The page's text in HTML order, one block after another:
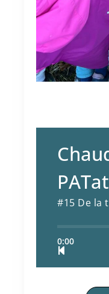
#15 De la
0:00